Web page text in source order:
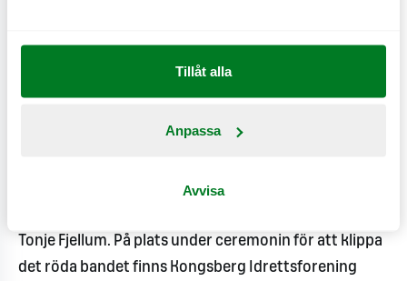
Tillåt alla
Anpassa
Avvisa
där du kan utvecklas både personligt och
10:00 och leds av Richard och Christoffer Bergfors,
Tonje Fjellum. På plats under ceremonin för att klippa
det röda bandet finns Kongsberg Idrettsforening